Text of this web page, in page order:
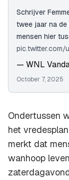
Schrijver
twee jaar na
mensen hier
pic.twitter.com/
— WNL
October 7, 2025
Ondertussen
het
merkt dat
wanhoop